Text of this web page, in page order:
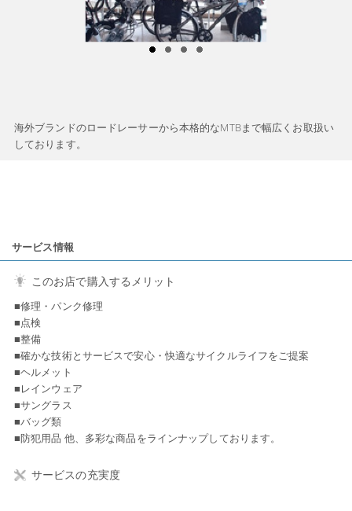
海外ブランドのロードレーサーから本格的なMTBまで幅広くお取扱い
しております。
サービス情報
このお店で購入するメリット
■修理・パンク修理
■点検
■整備
■確かな技術とサービスで安心・快適なサイクルライフをご提案
■ヘルメット
■レインウェア
■サングラス
■バッグ類
■防犯用品 他、多彩な商品をラインナップしております。
サービスの充実度